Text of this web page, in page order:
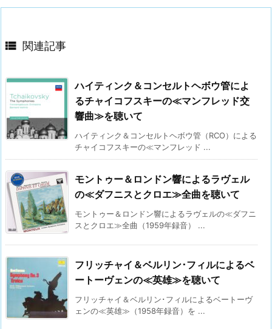
 関連記事
ハイティンク＆コンセルトヘボウ管によ
るチャイコフスキーの≪マンフレッド交
響曲≫を聴いて
ハイティンク＆コンセルトヘボウ管（RCO）による
チャイコフスキーの≪マンフレッド ...
モントゥー＆ロンドン響によるラヴェル
の≪ダフニスとクロエ≫全曲を聴いて
モントゥー＆ロンドン響によるラヴェルの≪ダフニ
スとクロエ≫全曲（1959年録音） ...
フリッチャイ＆ベルリン･フィルによるベ
ートーヴェンの≪英雄≫を聴いて
フリッチャイ＆ベルリン･フィルによるベートーヴ
ェンの≪英雄≫（1958年録音）を ...